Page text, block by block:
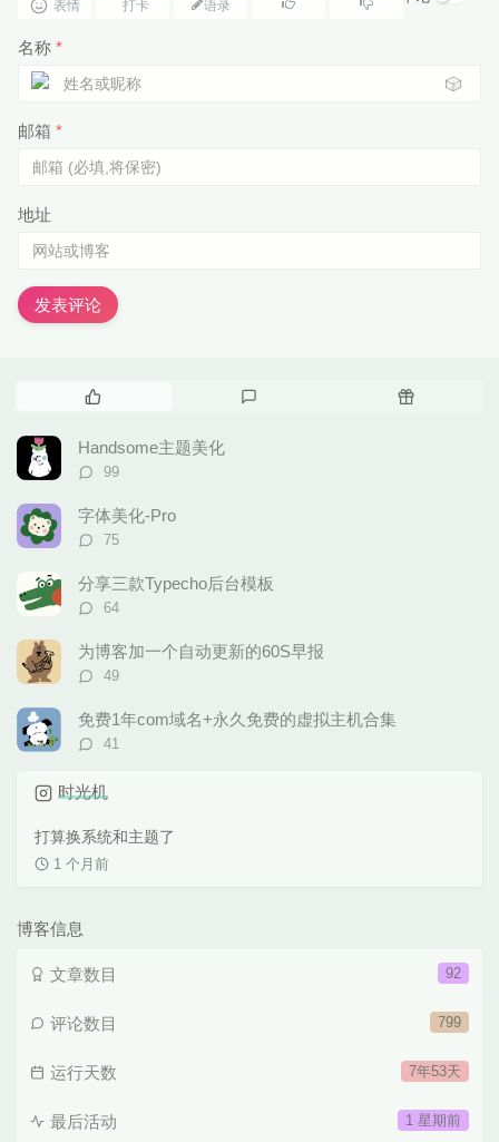
表情 打卡 语录
名称 *
🎲
邮箱 *
地址
发表评论
热
文
章
随
Handsome主题美化
评
数：
99
字体美化-Pro
评
数：
75
分享三款Typecho后台模板
评
数：
64
为博客加一个自动更新的60S早报
评
数：
49
免费1年com域名+永久免费的虚拟主机合集
评
41
时光机
打算换系统和主题了
1 个月前
博客信息
92
文章数目
799
评论数目
7年53天
运行天数
1 星期前
最后活动